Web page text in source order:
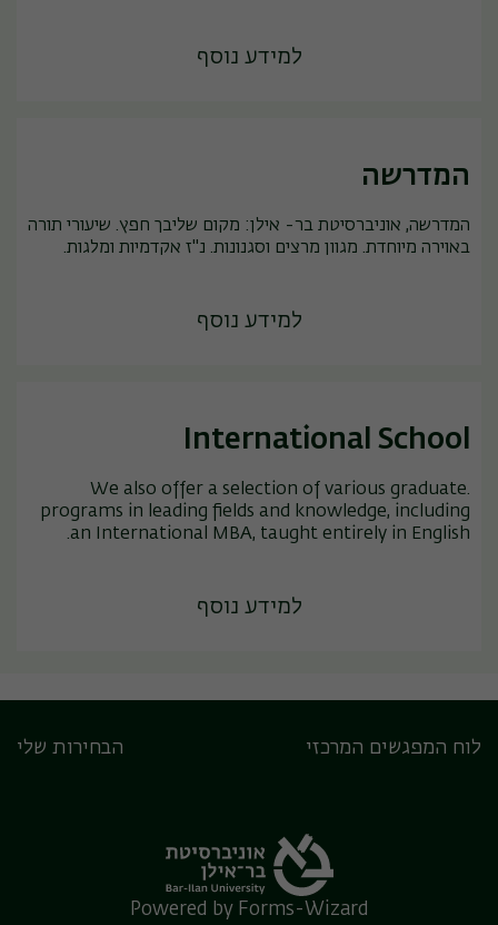
למידע נוסף
המדרשה
המדרשה, אוניברסיטת בר- אילן: מקום שליבך חפץ. שיעורי תורה
באוירה מיוחדת. מגוון מרצים וסגנונות. נ"ז אקדמיות ומלגות.
למידע נוסף
International School
.We also offer a selection of various graduate
programs in leading fields and knowledge, including
an International MBA, taught entirely in English.
למידע נוסף
לוח המפגשים המרכזי הבחירות שלי
Powered by Forms-Wizard